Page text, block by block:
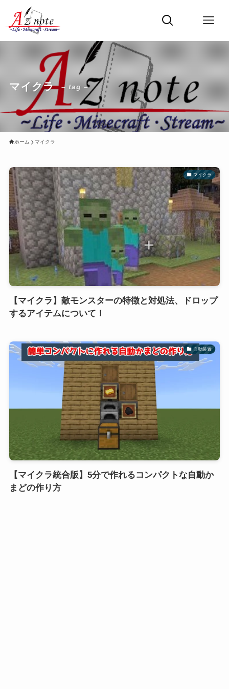
マイクラ – tag –
ホーム マイクラ
マイクラ
【マイクラ】敵モンスターの特徴と対処法、ドロップ
するアイテムについて！
自動装置
【マイクラ統合版】5分で作れるコンパクトな自動か
まどの作り方